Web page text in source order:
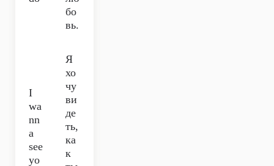
бо
вь.
I
wa
nn
a
see
yo
Я
хо
чу
ви
де
ть,
ка
к